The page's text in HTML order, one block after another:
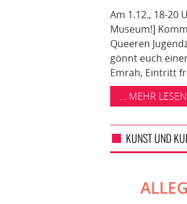
Am 1.12., 18-20
Museum!]
Queeren
gönnt euch
Emrah, Eintritt
... MEHR LESEN
KUNST UND